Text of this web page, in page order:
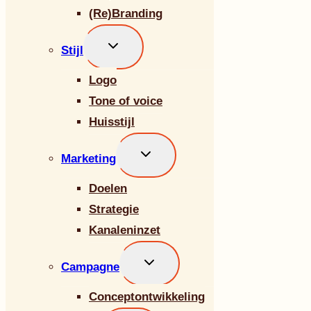
(Re)Branding
Stijl
Toggle
submenu
Logo
Tone of voice
Huisstijl
Marketing
Toggle
submenu
Doelen
Strategie
Kanaleninzet
Campagne
Toggle
submenu
Conceptontwikkeling